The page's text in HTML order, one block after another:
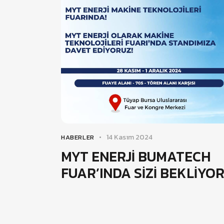
HABERLER 14 Kasım 2024
MYT ENERJİ BUMATECH
FUAR’INDA SİZİ BEKLİYOR